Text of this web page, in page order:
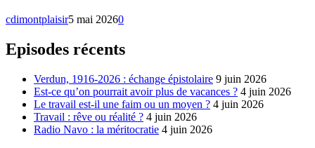
cdimontplaisir5 mai 20260
Episodes récents
Verdun, 1916-2026 : échange épistolaire 9 juin 2026
Est-ce qu’on pourrait avoir plus de vacances ? 4 juin 2026
Le travail est-il une faim ou un moyen ? 4 juin 2026
Travail : rêve ou réalité ? 4 juin 2026
Radio Navo : la méritocratie 4 juin 2026